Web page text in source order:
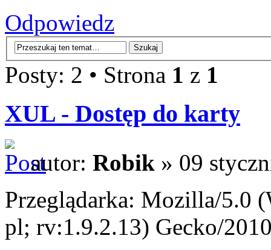
Odpowiedz
Posty: 2 • Strona 1 z 1
XUL - Dostęp do karty
autor: Robik » 09
Przeglądarka: Mozilla/5.0
pl; rv:1.9.2.13) Gecko/